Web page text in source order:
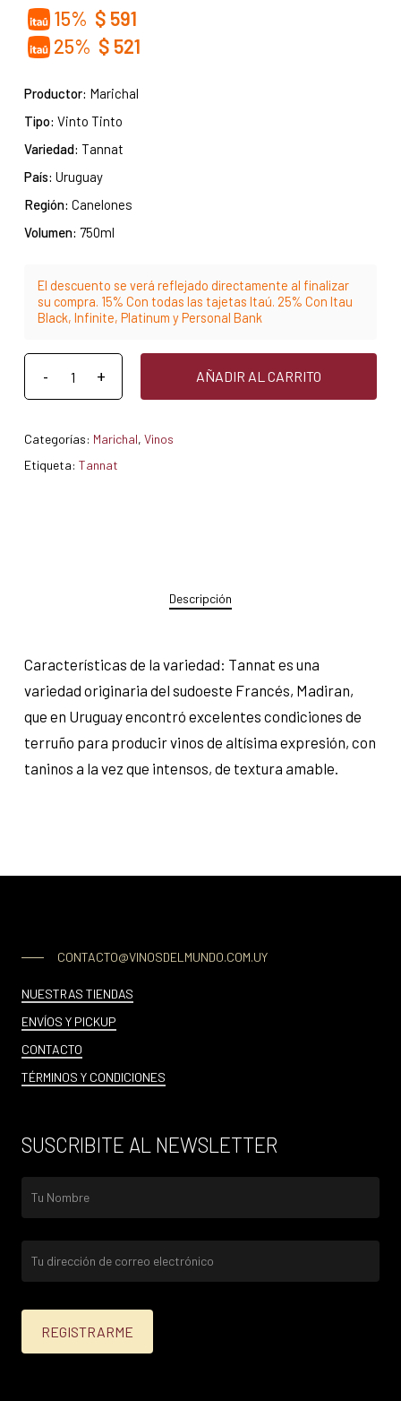
15% $ 591
25% $ 521
Productor: Marichal
Tipo: Vinto Tinto
Variedad: Tannat
País: Uruguay
Región: Canelones
Volumen: 750ml
El descuento se verá reflejado directamente al finalizar
su compra. 15% Con todas las tajetas Itaú. 25% Con Itau
Black, Infinite, Platinum y Personal Bank
AÑADIR AL CARRITO
Categorías: Marichal, Vinos
Etiqueta: Tannat
Descripción
Características de la variedad: Tannat es una
variedad originaria del sudoeste Francés, Madiran,
que en Uruguay encontró excelentes condiciones de
terruño para producir vinos de altísima expresión, con
taninos a la vez que intensos, de textura amable.
CONTACTO@VINOSDELMUNDO.COM.UY
NUESTRAS TIENDAS
ENVÍOS Y PICKUP
CONTACTO
TÉRMINOS Y CONDICIONES
SUSCRIBITE AL NEWSLETTER